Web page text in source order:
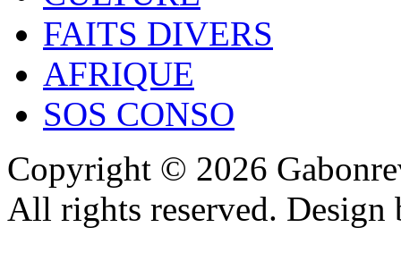
FAITS DIVERS
AFRIQUE
SOS CONSO
Copyright © 2026
All rights reserved.